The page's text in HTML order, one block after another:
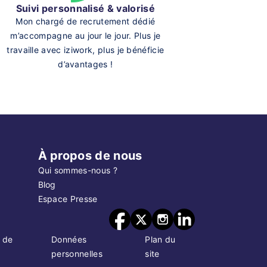
Suivi personnalisé & valorisé
Mon chargé de recrutement dédié
m’accompagne au jour le jour. Plus je
travaille avec iziwork, plus je bénéficie
d’avantages !
À propos de nous
Qui sommes-nous ?
Blog
Espace Presse
de
Données
personnelles
Plan du
site